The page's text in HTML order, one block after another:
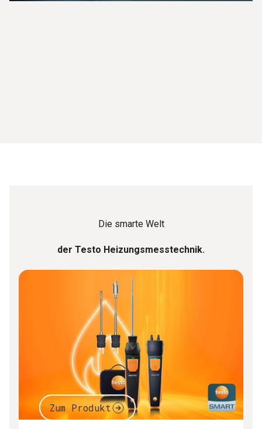
Die smarte Welt
der Testo Heizungsmesstechnik.
Zum Produkt